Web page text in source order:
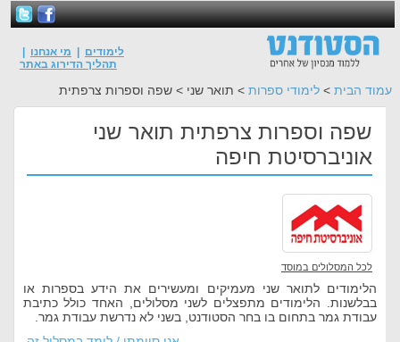
לימודים מי אנחנו
תהליך הדירוג באתר
עמוד הבית > לימודי ספרות > תואר שני > שפה וספרות צרפתית
שפה וספרות צרפתית תואר שני
אוניברסיטת חיפה
לכל המסלולים במוסד
הלימודים לתואר שני מעמיקים ומעשירים את הידע בספרות או
בבלשנות. הלימודים מתפצלים לשני מסלולים, האחד כולל כתיבת
עבודת גמר בתחום בו בחר הסטודנט, בשני לא נדרשת עבודת גמר.